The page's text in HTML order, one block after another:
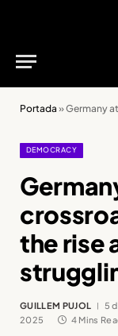
Portada »Germany at a
DEMOCRACY
the rise
GUILLEM PUJOL 5
2025
4 Mins